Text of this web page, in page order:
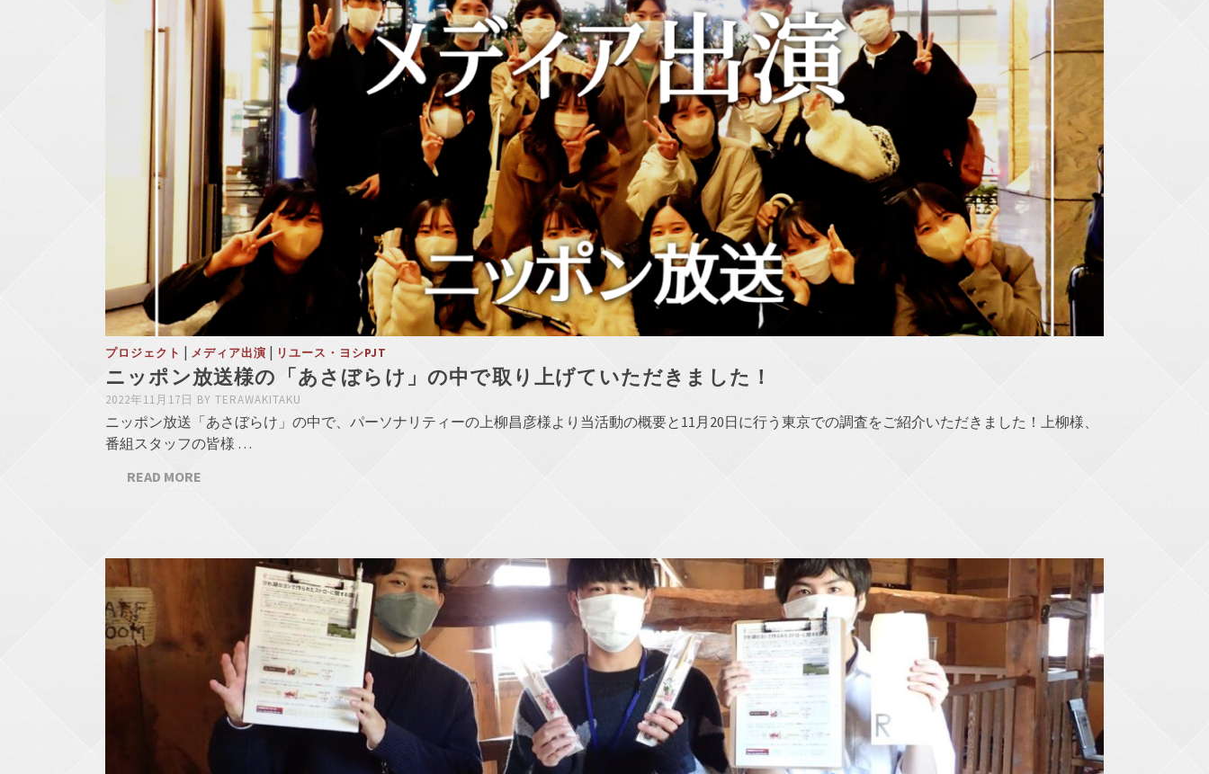
プロジェクト | メディア出演 | リユース・ヨシPJT
ニッポン放送様の「あさぼらけ」の中で取り上げていただきました！
2022年11月17日 BY TERAWAKITAKU
ニッポン放送「あさぼらけ」の中で、パーソナリティーの上柳昌彦様より当活動の概要と11月20日に行う東京での調査をご紹介いただきました！上柳様、
番組スタッフの皆様 …
READ MORE